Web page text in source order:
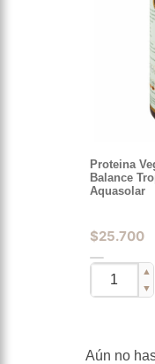
Proteina
Balance
Aquasolar
$25.700
▲
▼
Aún no